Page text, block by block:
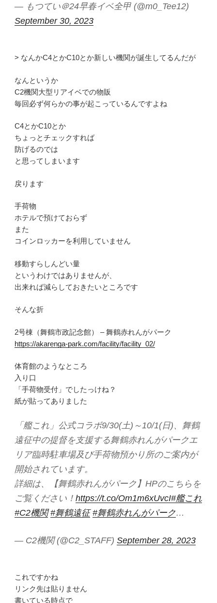
— もつてい＠24早春イベ全甲 (@m0_Tee12)
September 30, 2023
> なんかC4とかC10とか新しい機関が誕生してるんだが
なんというか
C2機関大型リアイベでの物販
毎回必ず何らかの事が起こっているんですよね
C4とかC10とか
ちょっとチェックすれば
防げるのでは
と思ってしまいます
戻ります
手荷物
ホテルで預けておらず
また
コインロッカーを利用していません
移動すらしんどい量
というわけではありませんが、
出来れば減らしておきたいところです
そんな折
2号棟（舞鶴市政記念館） – 舞鶴赤れんがパーク
https://akarenga-park.com/facility/facility_02/
体育館のようなところ
入り口
「手荷物受付」でしたっけね？
紙が貼ってありました
「艦これ」公式コラボ9/30(土)～10/1(日)、舞鶴
遠征中の提督を支援する舞鶴赤れんがパークエ
リア臨時駐車場及び手荷物預かり所のご案内が
開始されています。
詳細は、【舞鶴赤れんがパーク】HPのこちらを
ご覧ください！ https://t.co/Om1m6xUvcI#艦これ
#C2機関 #舞鶴遠征 #舞鶴赤れんがパーク…
— C2機関 (@C2_STAFF) September 28, 2023
これですかね
リンク先は貼りません
書いている時点で